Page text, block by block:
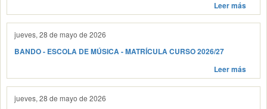
Leer más
jueves, 28 de mayo de 2026
BANDO - ESCOLA DE MÚSICA - MATRÍCULA CURSO 2026/27
Leer más
jueves, 28 de mayo de 2026